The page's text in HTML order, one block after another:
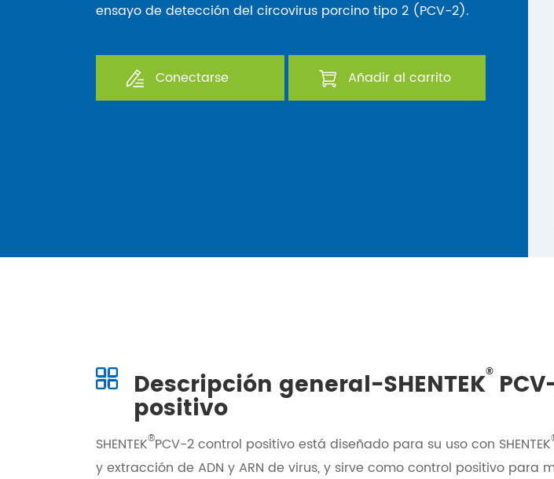
ensayo de detección del circovirus porcino tipo 2 (PCV-2).
Conectarse Añadir al carrito
Descripción general-SHENTEK®
positivo
SHENTEK®PCV-2 control positivo está diseñado para su uso con SHENTEK
y extracción de ADN y ARN de virus, y sirve como control positivo para